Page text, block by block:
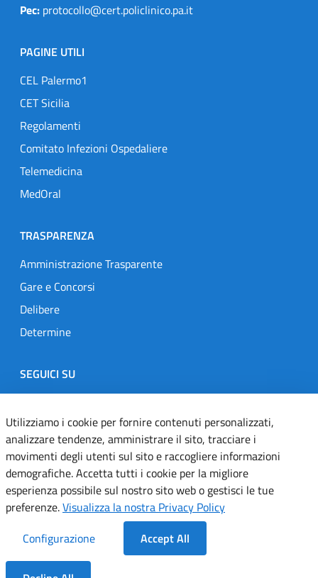
Pec: protocollo@cert.policlinico.pa.it
PAGINE UTILI
CEL Palermo1
CET Sicilia
Regolamenti
Comitato Infezioni Ospedaliere
Telemedicina
MedOral
TRASPARENZA
Amministrazione Trasparente
Gare e Concorsi
Delibere
Determine
SEGUICI SU
Designers Italia
TwitterInstagramYoutubeLinkedin
Dichiarazione di accessibilità
Informativa cookie
Note legali
Utilizziamo i cookie per fornire contenuti personalizzati,
analizzare tendenze, amministrare il sito, tracciare i
movimenti degli utenti sul sito e raccogliere informazioni
demografiche. Accetta tutti i cookie per la migliore
esperienza possibile sul nostro sito web o gestisci le tue
preferenze.Visualizza la nostra Privacy Policy
Configurazione
Accept All